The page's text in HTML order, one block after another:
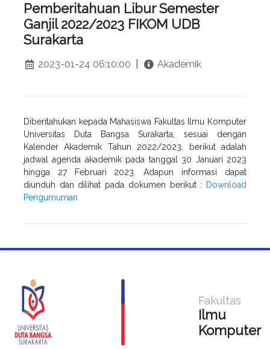
Pemberitahuan Libur Semester
Ganjil 2022/2023 FIKOM UDB
Surakarta
2023-01-24 06:10:00 Akademik
Diberitahukan kepada Mahasiswa Fakultas Ilmu Komputer
Universitas Duta Bangsa Surakarta, sesuai dengan
Kalender Akademik Tahun 2022/2023, berikut adalah
jadwal agenda akademik pada tanggal 30 Januari 2023
hingga 27 Februari 2023. Adapun informasi dapat
diunduh dan dilihat pada dokumen berikut :
Download
Pengumuman
Fakultas
Ilmu
Komputer